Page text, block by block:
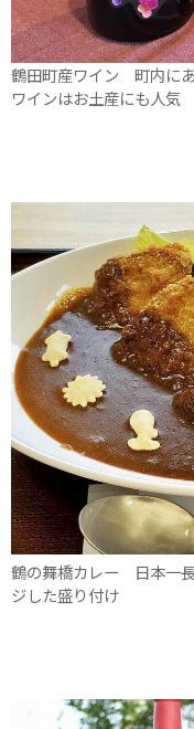
鶴田町産ワイン 町内に
ワインはお土産にも人気
鶴の舞橋カレー 日本一
ジした盛り付け